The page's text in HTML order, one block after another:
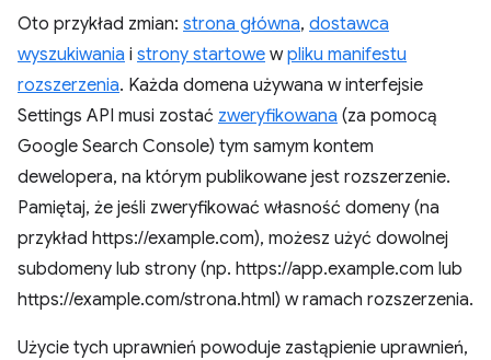
Oto przykład zmian: strona główna, dostawca
wyszukiwania i strony startowe wpliku manifestu
rozszerzenia. Każda domena używana w interfejsie
Settings API musi zostać zweryfikowana (za pomocą
Google Search Console) tym samym kontem
dewelopera, na którym publikowane jest rozszerzenie.
Pamiętaj, że jeśli zweryfikować własność domeny (na
przykład https://example.com), możesz użyć dowolnej
subdomeny lub strony (np. https://app.example.com lub
https://example.com/strona.html) w ramach rozszerzenia.
Użycie tych uprawnień powoduje zastąpienie uprawnień,